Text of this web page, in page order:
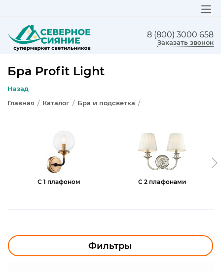
8 (800) 3000 658
Заказать звонок
Бра Profit Light
Назад
Главная / Каталог / Бра и подсветка /
С 1 плафоном С 2 плафонами
Фильтры
ЛЮСТРЫ
БРА И ПОДСВЕТКА
НАСТОЛЬНЫЕ ЛАМПЫ
СВЕТИЛЬНИКИ КАК В ИКЕА
ТРЕКОВЫЕ СИСТЕМЫ
ОФИСНОЕ ОСВЕЩЕНИЕ